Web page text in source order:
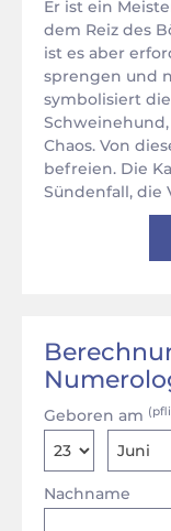
Er ist ein
dem Reiz des
ist es aber
sprengen und
symbolisiert
Chaos. Von
befreien. Die
Sündenfall, die
Nachname
Geboren am